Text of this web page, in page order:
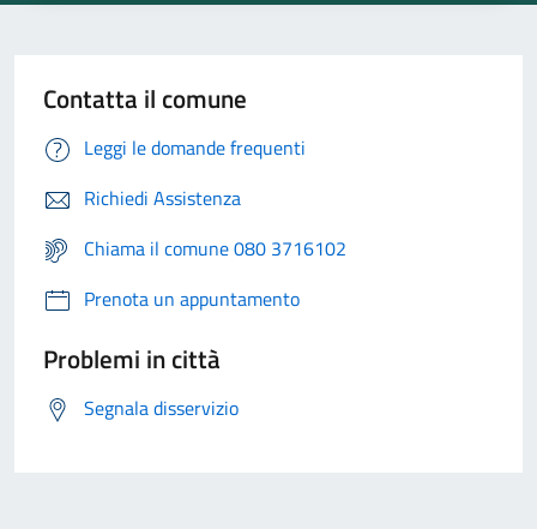
Contatta il comune
Leggi le domande frequenti
Richiedi Assistenza
Chiama il comune 080 3716102
Prenota un appuntamento
Problemi in città
Segnala disservizio